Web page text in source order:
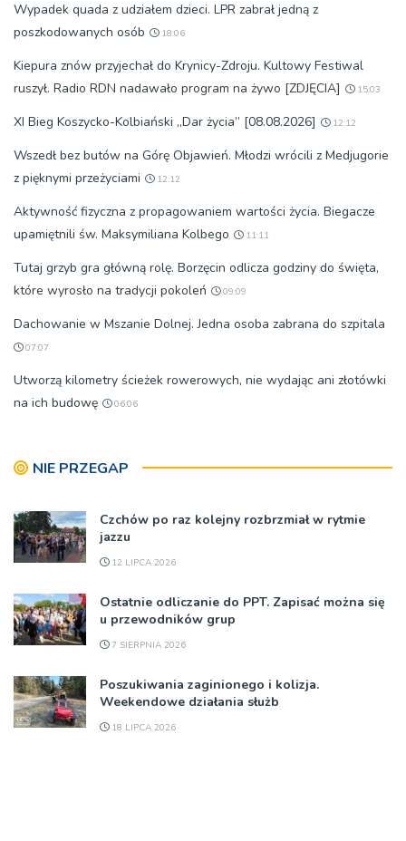
Wypadek quada z udziałem dzieci. LPR zabrał jedną z
poszkodowanych osób
18:06
Kiepura znów przyjechał do Krynicy-Zdroju. Kultowy Festiwal
ruszył. Radio RDN nadawało program na żywo [ZDJĘCIA]
15:03
XI Bieg Koszycko-Kolbiański „Dar życia” [08.08.2026] 12:12
Wszedł bez butów na Górę Objawień. Młodzi wrócili z Medjugorie
z pięknymi przeżyciami
12:12
Aktywność fizyczna z propagowaniem wartości życia. Biegacze
upamiętnili św. Maksymiliana Kolbego
11:11
Tutaj grzyb gra główną rolę. Borzęcin odlicza godziny do święta,
które wyrosło na tradycji pokoleń
09:09
Dachowanie w Mszanie Dolnej. Jedna osoba zabrana do szpitala
07:07
Utworzą kilometry ścieżek rowerowych, nie wydając ani złotówki
na ich budowę
06:06
NIE PRZEGAP
Czchów po raz kolejny rozbrzmiał w rytmie
jazzu
12 LIPCA 2026
Ostatnie odliczanie do PPT. Zapisać można się
u przewodników grup
7 SIERPNIA 2026
Poszukiwania zaginionego i kolizja.
Weekendowe działania służb
18 LIPCA 2026